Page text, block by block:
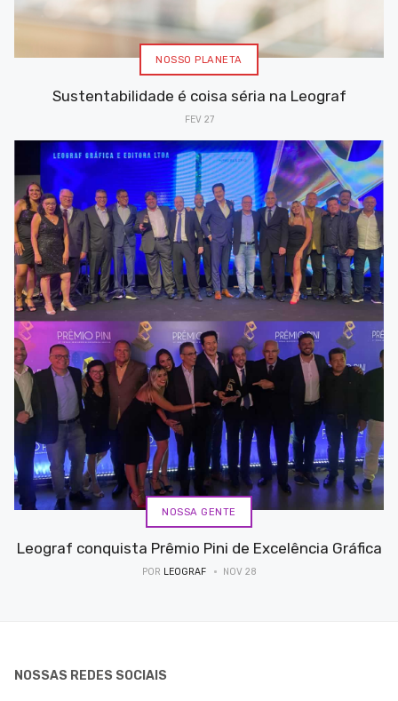
NOSSO PLANETA
Sustentabilidade é coisa séria na Leograf
FEV 27
NOSSA GENTE
Leograf conquista Prêmio Pini de Excelência Gráfica
POR LEOGRAF NOV 28
NOSSAS REDES SOCIAIS